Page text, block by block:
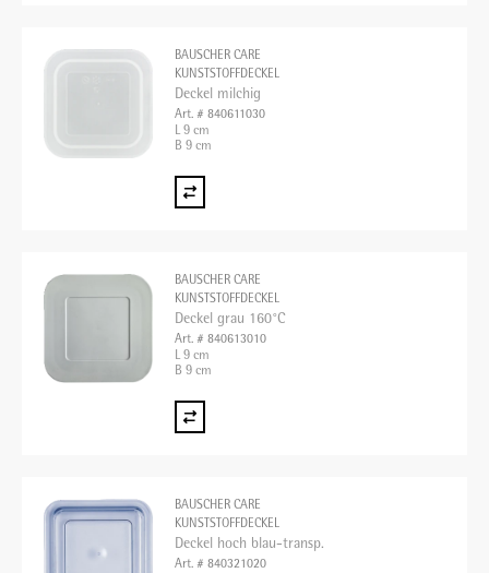
BAUSCHER CARE
KUNSTSTOFFDECKEL
Deckel milchig
Art. # 840611030
L 9 cm
B 9 cm
BAUSCHER CARE
KUNSTSTOFFDECKEL
Deckel grau 160°C
Art. # 840613010
L 9 cm
B 9 cm
BAUSCHER CARE
KUNSTSTOFFDECKEL
Deckel hoch blau-transp.
Art. # 840321020